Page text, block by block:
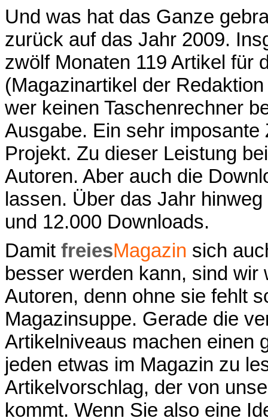
Und was hat das Ganze
zurück auf das Jahr 2009.
zwölf Monaten 119 Artikel für
(Magazinartikel der
wer keinen Taschenrechner
Ausgabe. Ein sehr imposante
Projekt. Zu dieser Leistung
Autoren. Aber auch die
lassen. Über das Jahr
und 12.000 Downloads.
Damit freiesMagazin sich
besser werden kann, sind
Autoren, denn ohne sie fehlt
Magazinsuppe. Gerade die
Artikelniveaus machen einen
jeden etwas im Magazin zu
Artikelvorschlag, der von
kommt. Wenn Sie also eine